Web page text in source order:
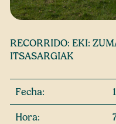
RECORRIDO: EKI:
ITSASARGIAK
Fecha:
Hora: